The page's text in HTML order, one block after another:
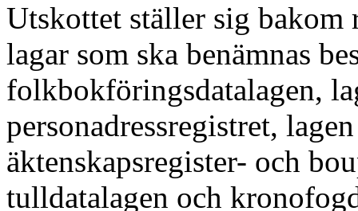
Utskottet ställer sig bakom
lagar som ska benämnas
folkbokföringsdatalagen,
personadressregistret,
äktenskapsregister- och
tulldatalagen och